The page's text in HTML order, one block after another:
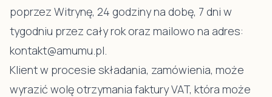
poprzez Witrynę, 24 godziny na dobę, 7 dni w
tygodniu przez cały rok oraz mailowo na adres:
kontakt@amumu.pl.
Klient w procesie składania, zamówienia, może
wyrazić wolę otrzymania faktury VAT, która może